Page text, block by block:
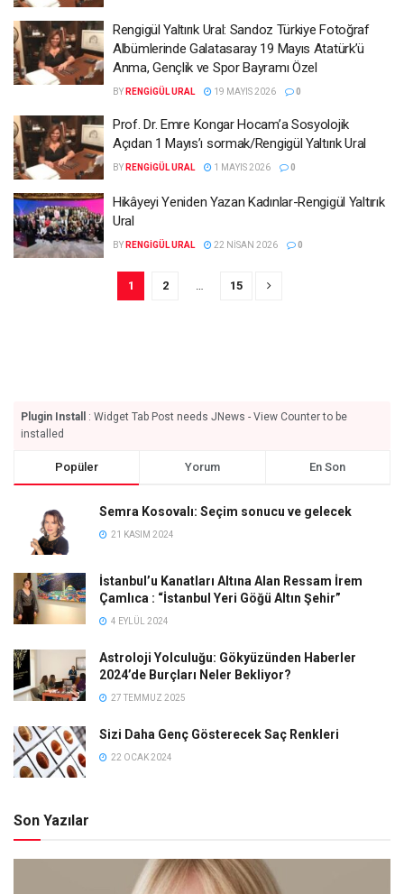
Rengigül Yaltırık Ural: Sandoz Türkiye Fotoğraf
Albümlerinde Galatasaray 19 Mayıs Atatürk’ü
Anma, Gençlik ve Spor Bayramı Özel
BY RENGIGÜL URAL 19 MAYIS 2026 0
Prof. Dr. Emre Kongar Hocam’a Sosyolojik
Açıdan 1 Mayıs’ı sormak/Rengigül Yaltırık Ural
BY RENGIGÜL URAL 1 MAYIS 2026 0
Hikâyeyi Yeniden Yazan Kadınlar-Rengigül Yaltırık
Ural
BY RENGIGÜL URAL 22 NISAN 2026 0
1 2 15
Plugin Install
: Widget Tab Post needs JNews - View Counter to be
installed
Popüler Yorum En Son
Semra Kosovalı: Seçim sonucu ve gelecek
21 KASIM 2024
İstanbul’u Kanatları Altına Alan Ressam İrem
Çamlıca : “İstanbul Yeri Göğü Altın Şehir”
4 EYLÜL 2024
Astroloji Yolculuğu: Gökyüzünden Haberler
2024’de Burçları Neler Bekliyor?
27 TEMMUZ 2025
Sizi Daha Genç Gösterecek Saç Renkleri
22 OCAK 2024
Son Yazılar